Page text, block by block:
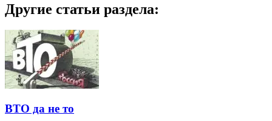
Другие статьи раздела:
ВТО да не то